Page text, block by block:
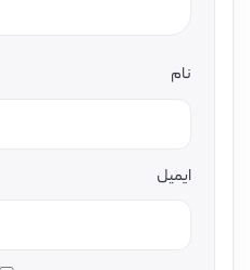
نام
ایمیل